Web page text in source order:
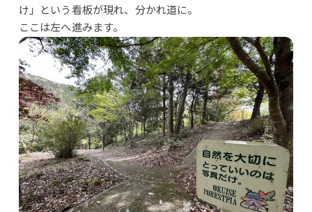
け」という看板が現れ、分かれ道に。
ここは左へ進みます。